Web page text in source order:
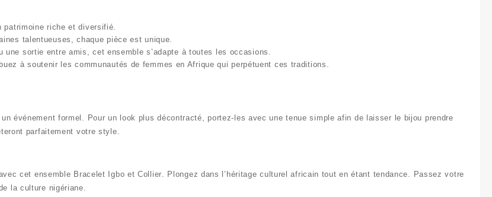
patrimoine riche et diversifié.
talentueuses, chaque pièce est unique.
sortie entre amis, cet ensemble s’adapte à toutes les occasions.
à soutenir les communautés de femmes en Afrique qui perpétuent ces traditions.
événement formel. Pour un look plus décontracté, portez-les avec une tenue simple afin de laisser le bijou prendre
parfaitement votre style.
cet ensemble Bracelet Igbo et Collier. Plongez dans l’héritage culturel africain tout en étant tendance. Passez votre
la culture nigériane.